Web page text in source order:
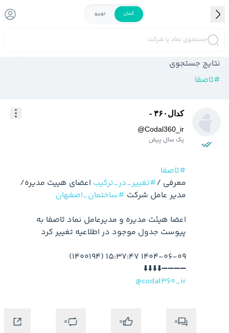
کمان توربو
جستجوی نماد یا شرکت
نتایج جستجوی
#ثاصفا
کدال۳۶۰ -
@Codal360_ir
یک سال پیش
#ثاصفا
معرفی /#تغییر_در_ترکیب اعضای هییت مدیره/
مدیر عامل شرکت #ساختمان_اصفهان
➖➖➖➖⬇️⬇️⬇️⬇️
@codal360_ir
0
0
0